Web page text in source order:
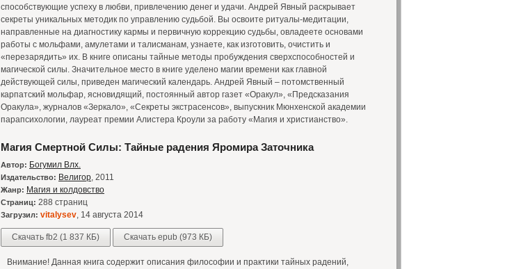
способствующие успеху в любви, привлечению денег и удачи. Андрей Явный раскрывает
секреты уникальных методик по управлению судьбой. Вы освоите ритуалы-медитации,
направленные на диагностику кармы и первичную коррекцию судьбы, овладеете основами
работы с мольфами, амулетами и талисманам, узнаете, как изготовить, очистить и
«перезарядить» их. В книге описаны тайные методы пробуждения сверхспособностей и
магической силы. Значительное место в книге уделено магии времени как главной
действующей силы, приведен магический календарь. Андрей Явный – потомственный
карпатский мольфар, ясновидящий, постоянный автор газет «Оракул», «Предсказания
Оракула», журналов «Зеркало», «Секреты экстрасенсов», выпускник Мюнхенской академии
парапсихологии, лауреат премии Алистера Кроули за работу «Магия и христианство».
Магия Смертной Силы: Тайные радения Яромира Заточника
Автор: Богумил Влх.
Издательство: Велигор, 2011
Жанр: Магия и колдовство
Страниц: 288 страниц
Загрузил: vitalysev, 14 августа 2014
Скачать fb2 (1 837 КБ) Скачать epub (973 КБ)
Внимание! Данная книга содержит описания философии и практики тайных радений,